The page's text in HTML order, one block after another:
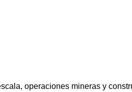
operaciones mineras y